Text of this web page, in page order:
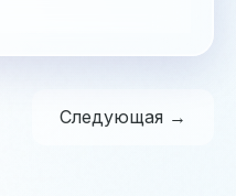
Следующая →